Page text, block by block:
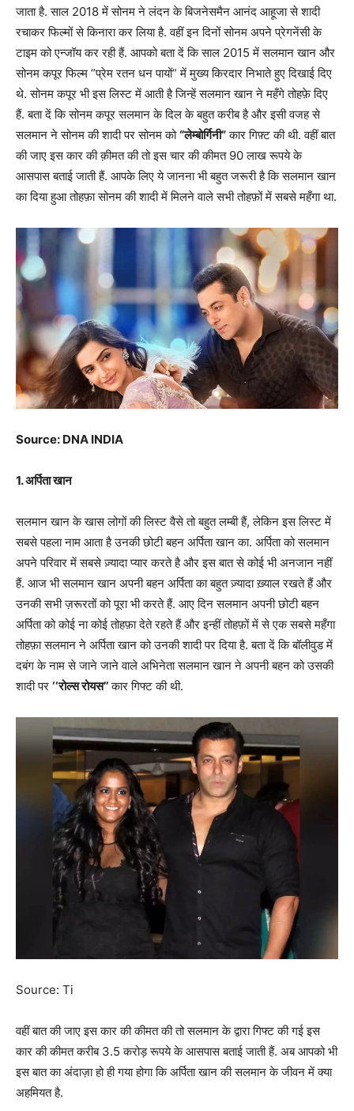
जाता है. साल 2018 में सोनम ने लंदन के बिजनेसमैन आनंद आहूजा से शादी
रचाकर फिल्मों से किनारा कर लिया है. वहीं इन दिनों सोनम अपने प्रेगनेंसी के
टाइम को एन्जॉय कर रही हैं. आपको बता दें कि साल 2015 में सलमान खान और
सोनम कपूर फिल्म ”प्रेम रतन धन पायों” में मुख्य किरदार निभाते हुए दिखाई दिए
थे. सोनम कपूर भी इस लिस्ट में आती है जिन्हें सलमान खान ने महँगे तोहफ़े दिए
हैं. बता दें कि सोनम कपूर सलमान के दिल के बहुत करीब है और इसी वजह से
सलमान ने सोनम की शादी पर सोनम को“लेम्बोर्गिनी”कार गिफ़्ट की थी. वहीं बात
की जाए इस कार की क़ीमत की तो इस चार की कीमत 90 लाख रूपये के
आसपास बताई जाती हैं. आपके लिए ये जानना भी बहुत जरूरी है कि सलमान खान
का दिया हुआ तोहफ़ा सोनम की शादी में मिलने वाले सभी तोहफ़ों में सबसे महँगा था.
Source: DNA INDIA
1. अर्पिता खान
सलमान खान के खास लोगों की लिस्ट वैसे तो बहुत लम्बी हैं, लेकिन इस लिस्ट में
सबसे पहला नाम आता है उनकी छोटी बहन अर्पिता खान का. अर्पिता को सलमान
अपने परिवार में सबसे ज़्यादा प्यार करते है और इस बात से कोई भी अनजान नहीं
हैं. आज भी सलमान खान अपनी बहन अर्पिता का बहुत ज़्यादा ख़्याल रखते हैं और
उनकी सभी ज़रूरतों को पूरा भी करते हैं. आए दिन सलमान अपनी छोटी बहन
अर्पिता को कोई ना कोई तोहफ़ा देते रहते हैं और इन्हीं तोहफ़ों में से एक सबसे महँगा
तोहफ़ा सलमान ने अर्पिता खान को उनकी शादी पर दिया है. बता दें कि बॉलीवुड में
दबंग के नाम से जाने जाने वाले अभिनेता सलमान खान ने अपनी बहन को उसकी
शादी पर ‘‘रोल्स रोयस’’कार गिफ्ट की थी.
Source: Ti
वहीं बात की जाए इस कार की कीमत की तो सलमान के द्वारा गिफ्ट की गई इस
कार की कीमत करीब 3.5 करोड़ रूपये के आसपास बताई जाती हैं. अब आपको भी
इस बात का अंदाज़ा हो ही गया होगा कि अर्पिता खान की सलमान के जीवन में क्या
अहमियत है.